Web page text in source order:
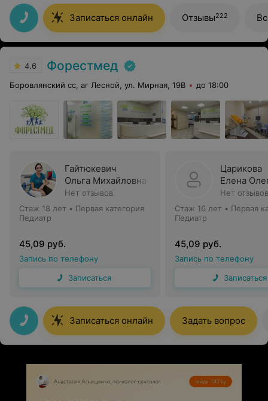
Записаться онлайн Отзывы222
4.6 Форестмед
Боровлянский сс, аг Лесной, ул. Мирная, 19В до 18:00
Гайтюкевич
Ольга Михайловна
Нет отзывов
Стаж 18 лет • Первая категория
Педиатр
45,09 руб.
Запись по телефону
Записаться
Царикова
Елена
Нет отзывов
Стаж 16 лет • Первая
Педиатр
45,09 руб.
Запись по телефону
Записаться
Записаться онлайн Задать вопрос